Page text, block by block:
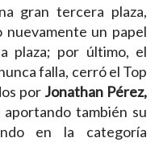
gran tercera plaza,
nuevamente un papel
plaza; por último, el
falla, cerró el Top
por Jonathan Pérez,
aportando también su
en la categoría